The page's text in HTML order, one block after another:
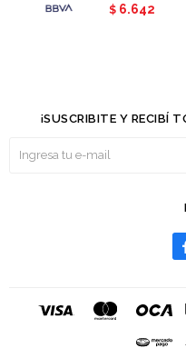
$ 6.642
¡SUSCRIBITE Y RECIBÍ